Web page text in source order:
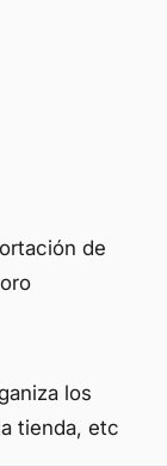
de
los
tienda, etc